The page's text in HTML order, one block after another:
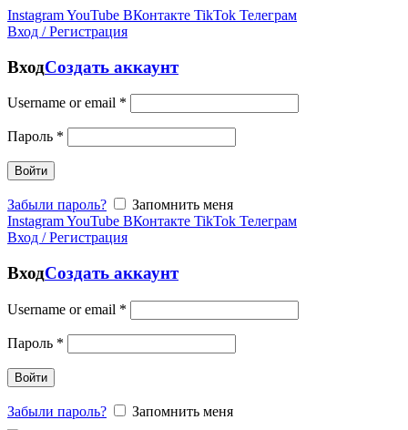
InstagramYouTube ВКонтакте TikTok Телеграм
Вход / Регистрация
ВходСоздать аккаунт
Username or email *
Пароль *
Войти
Забыли пароль?
Запомнить меня
InstagramYouTube ВКонтакте TikTok Телеграм
Вход / Регистрация
ВходСоздать аккаунт
Username or email *
Пароль *
Войти
Забыли пароль? Запомнить меня